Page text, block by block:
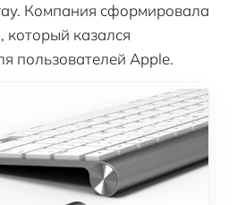
Компания сформировала
который казался
пользователей Apple.